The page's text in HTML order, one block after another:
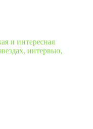
и интересная
интервью,